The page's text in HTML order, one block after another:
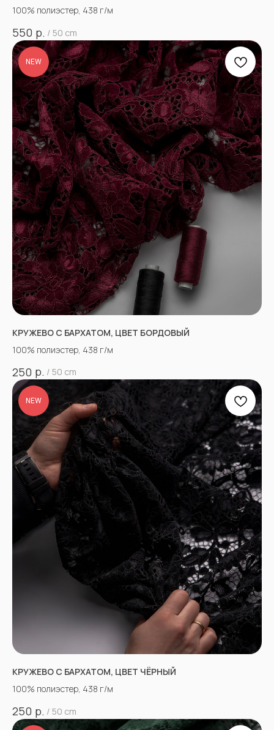
100% полиэстер, 438 г/м
550 р. / 50 cm
NEW
КРУЖЕВО С БАРХАТОМ, ЦВЕТ БОРДОВЫЙ
100% полиэстер, 438 г/м
250 р. / 50 cm
NEW
КРУЖЕВО С БАРХАТОМ, ЦВЕТ ЧЁРНЫЙ
100% полиэстер, 438 г/м
250 р. / 50 cm